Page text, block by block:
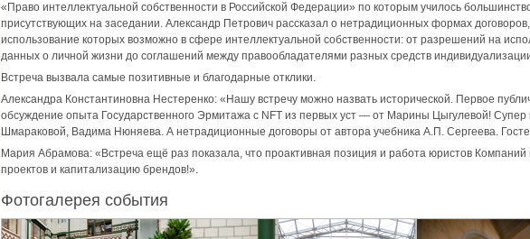
«Право интеллектуальной собственности в Российской Федерации» по которым училось
присутствующих на заседании. Александр Петрович рассказал о нетрадиционных формах договоров,
использование которых возможно в сфере интеллектуальной собственности: от разрешений на
данных о личной жизни до соглашений между правообладателями разных средств
Встреча вызвала самые позитивные и благодарные отклики.
Александра Константиновна Нестеренко: «Нашу встречу можно назвать исторической. Первое
обсуждение опыта Государственного Эрмитажа с NFT из первых уст — от Марины Цыгулевой!
Шмараковой, Вадима Нюняева. А нетрадиционные договоры от автора учебника А.П. Сергеева.
Мария Абрамова: «Встреча ещё раз показала, что проактивная позиция и работа юристов
проектов и капитализацию брендов!».
Фотогалерея события